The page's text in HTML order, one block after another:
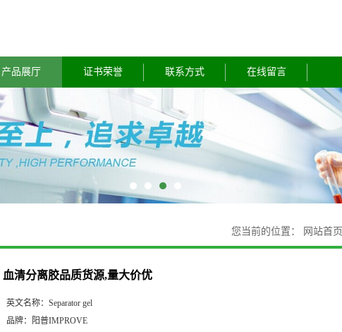
产品展厅 证书荣誉 联系方式 在线留言
您当前的位置： 网站首页
血清分离胶品质货源,量大价优
英文名称： Separator gel
品牌：
阳普IMPROVE